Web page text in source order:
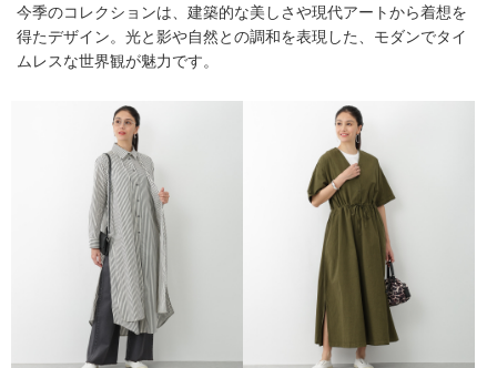
今季のコレクションは、建築的な美しさや現代アートから着想を
得たデザイン。光と影や自然との調和を表現した、モダンでタイ
ムレスな世界観が魅力です。